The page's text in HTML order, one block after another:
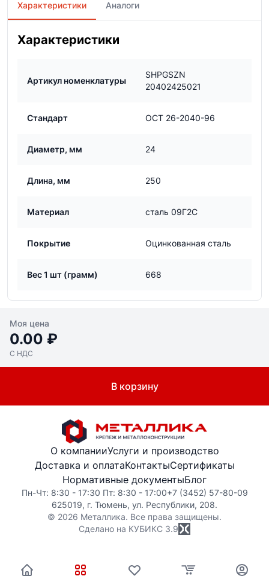
Характеристики Аналоги
Характеристики
Артикул номенклатуры
SHPGSZN
20402425021
Стандарт ОСТ 26-2040-96
Диаметр, мм 24
Длина, мм 250
Материал сталь 09Г2С
Покрытие Оцинкованная сталь
Вес 1 шт (грамм) 668
Моя цена
0.00 ₽
С НДС
В корзину
О компанииУслуги и производство
Доставка и оплатаКонтактыСертификаты
Нормативные документыБлог
Пн-Чт: 8:30 - 17:30 Пт: 8:30 - 17:00+7 (3452) 57-80-09
625019, г. Тюмень, ул. Республики, 208.
© 2026 Металлика. Все права защищены.
Сделано на КУБИКС 3.9